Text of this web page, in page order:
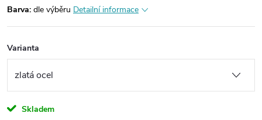
Barva: dle výběru Detailní informace
Varianta
Skladem